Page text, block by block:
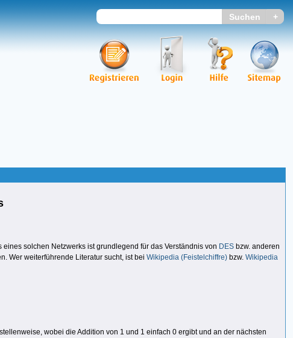
solchen Netzwerks ist grundlegend für das Verständnis von DES bzw. anderen
Wer weiterführende Literatur sucht, ist bei Wikipedia (Feistelchiffre) bzw. Wikipedia
wobei die Addition von 1 und 1 einfach 0 ergibt und an der nächsten